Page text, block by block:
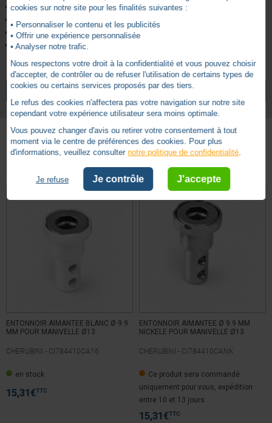
Rivets en acier Inox.
Mouvement sur paliers en POM.
Perméabilité à l'air: VL < 0,05 m°/h (50 Pa)
Conforme à La norme EN12114
VOIR TOUS LES ARTICLESCHERUBINI
Autres produits - Sorties caisson 90°
ENTONNOIR AIMANTEE BLANC Ø 9.9
MM POUR MANIVELLE Ø13
CHERUBINI - CI784410CA16
en stock
15,31 €TTC
ENTONNOIR AIMANTEE Ø 9.9 MM
NICKELE POUR MANIVELLE Ø13
CHERUBINI - CI784410CANK
Ce produit sera commandé
uniquement pour vous, expédition
entre 10 et 13 jours
15,31 €TTC
cookies sur notre site pour les finalités suivantes :
• Personnaliser le contenu et les publicités
• Offrir une expérience personnalisée
• Analyser notre trafic.
Nous respectons votre droit à la confidentialité et vous pouvez choisir
d'accepter, de contrôler ou de refuser l'utilisation de certains types de
cookies ou certains services proposés par des tiers.
Le refus des cookies n'affectera pas votre navigation sur notre site
cependant votre expérience utilisateur sera moins optimale.
Vous pouvez changer d'avis ou retirer votre consentement à tout
moment via le centre de préférences des cookies. Pour plus
d'informations, veuillez consulter notre politique de confidentialité.
Je refuse Je contrôle J'accepte